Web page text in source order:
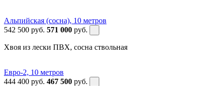
Альпийская (сосна), 10 метров
542 500 руб. 571 000 руб.
Хвоя из лески ПВХ, сосна ствольная
Евро-2, 10 метров
444 400 руб. 467 500 руб.